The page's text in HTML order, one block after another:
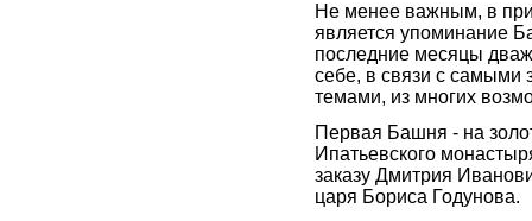
Не менее важным, в
является упоминание
последние месяцы
себе, в связи с самыми
темами, из многих
Первая Башня - на
Ипатьевского
заказу Дмитрия
царя Бориса Годунова.